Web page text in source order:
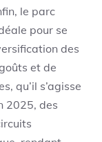
le parc
pour se
des
et de
qu’il s’agisse
2025, des